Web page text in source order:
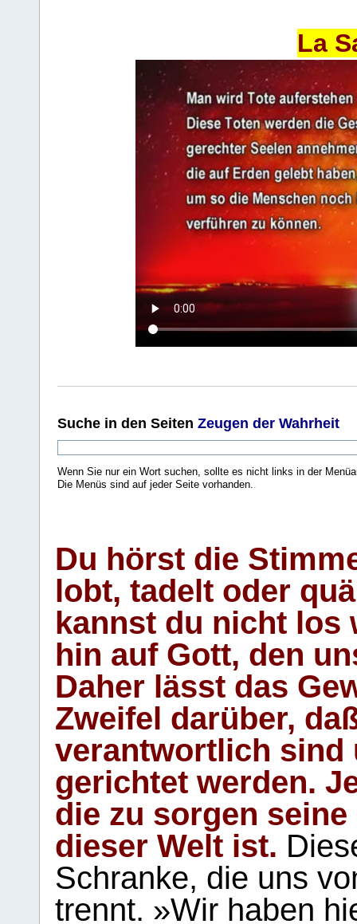
La
Suche in den Seiten Zeugen der Wahrheit
Wenn Sie nur ein Wort suchen, sollte es nicht links in der
Die Menüs sind auf jeder Seite vorhanden..
Du hörst die
lobt, tadelt oder
kannst du nicht los
hin auf Gott, den
Daher lässt das
Zweifel darüber,
verantwortlich sind
gerichtet werden.
die zu sorgen
dieser Welt ist.
Schranke, die uns
trennt. »Wir haben